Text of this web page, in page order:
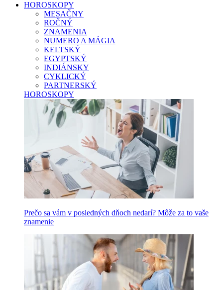
HOROSKOPY
MESAČNY
ROČNÝ
ZNAMENIA
NUMERO A MÁGIA
KELTSKÝ
EGYPTSKÝ
INDIÁNSKY
CYKLICKÝ
PARTNERSKÝ
HOROSKOPY
Prečo sa vám v posledných dňoch nedarí? Môže za to vaše
znamenie